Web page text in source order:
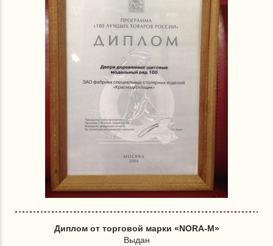
Диплом от торговой марки «NORA-M»
Выдан